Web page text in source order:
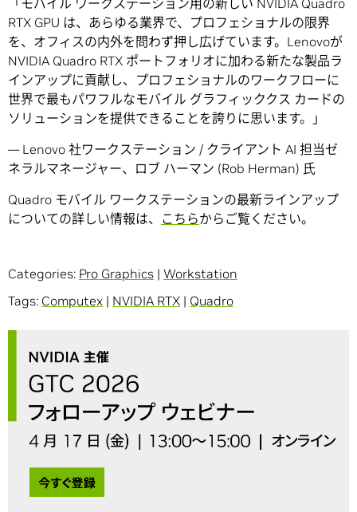
「モバイル ワークステーション用の新しい NVIDIA Quadro
RTX GPU は、あらゆる業界で、プロフェショナルの限界
を、オフィスの内外を問わず押し広げています。Lenovoが
NVIDIA Quadro RTX ポートフォリオに加わる新たな製品ラ
インアップに貢献し、プロフェショナルのワークフローに
世界で最もパワフルなモバイル グラフィッククス カードの
ソリューションを提供できることを誇りに思います。」
— Lenovo 社ワークステーション / クライアント AI 担当ゼ
ネラルマネージャー、ロブ ハーマン (Rob Herman) 氏
Quadro モバイル ワークステーションの最新ラインアップ
についての詳しい情報は、 こちらからご覧ください。
Categories: Pro Graphics | Workstation
Tags: Computex | NVIDIA RTX | Quadro